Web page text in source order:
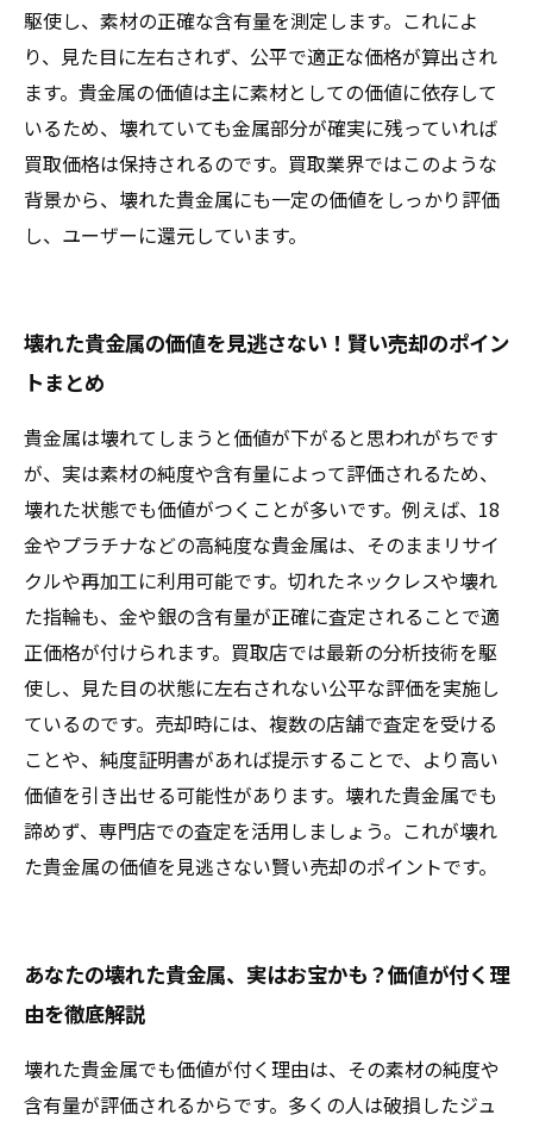
駆使し、素材の正確な含有量を測定します。これによ
り、見た目に左右されず、公平で適正な価格が算出され
ます。貴金属の価値は主に素材としての価値に依存して
いるため、壊れていても金属部分が確実に残っていれば
買取価格は保持されるのです。買取業界ではこのような
背景から、壊れた貴金属にも一定の価値をしっかり評価
し、ユーザーに還元しています。
壊れた貴金属の価値を見逃さない！賢い売却のポイン
トまとめ
貴金属は壊れてしまうと価値が下がると思われがちです
が、実は素材の純度や含有量によって評価されるため、
壊れた状態でも価値がつくことが多いです。例えば、18
金やプラチナなどの高純度な貴金属は、そのままリサイ
クルや再加工に利用可能です。切れたネックレスや壊れ
た指輪も、金や銀の含有量が正確に査定されることで適
正価格が付けられます。買取店では最新の分析技術を駆
使し、見た目の状態に左右されない公平な評価を実施し
ているのです。売却時には、複数の店舗で査定を受ける
ことや、純度証明書があれば提示することで、より高い
価値を引き出せる可能性があります。壊れた貴金属でも
諦めず、専門店での査定を活用しましょう。これが壊れ
た貴金属の価値を見逃さない賢い売却のポイントです。
あなたの壊れた貴金属、実はお宝かも？価値が付く理
由を徹底解説
壊れた貴金属でも価値が付く理由は、その素材の純度や
含有量が評価されるからです。多くの人は破損したジュ